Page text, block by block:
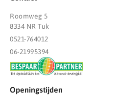
Roomweg 5
8334 NR Tuk
0521-764012
06-21995394
Openingstijden